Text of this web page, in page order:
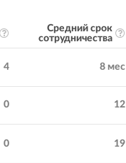
Средний срок
сотрудничества
4 8 мес
0 12
0 19